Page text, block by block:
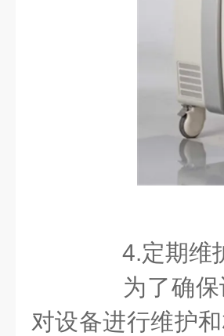
4.定期维
为了确保
对设备进行维护